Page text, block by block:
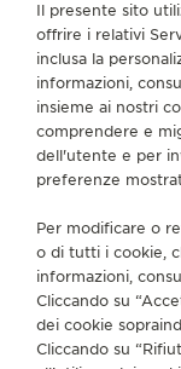
VEDERE
INFORMAZIONI
SERVIZI
CONTATTI
Il presente sito
offrire i relativi
inclusa la
informazioni,
insieme ai nostri
comprendere e
dell'utente e per
preferenze
Per modificare o
o di tutti i cookie,
informazioni,
Cliccando su
dei cookie
Cliccando su